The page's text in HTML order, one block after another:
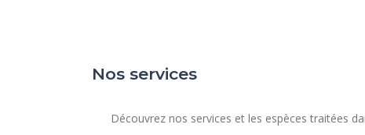
Nos services